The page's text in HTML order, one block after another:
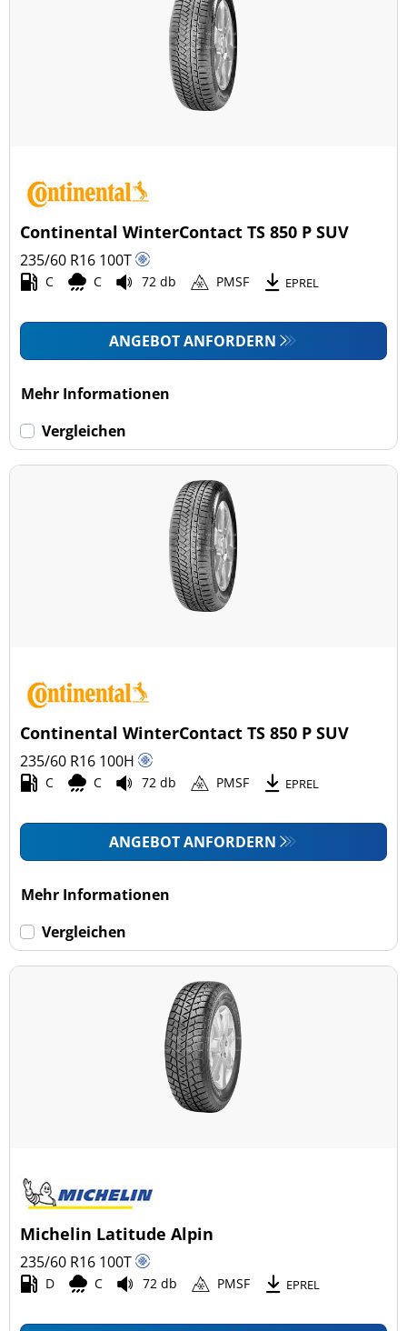
Continental WinterContact TS 850 P SUV
235/60 R16 100T
C C 72 db PMSF EPREL
ANGEBOT ANFORDERN
Mehr Informationen
Vergleichen
Continental WinterContact TS 850 P SUV
235/60 R16 100H
C C 72 db PMSF EPREL
ANGEBOT ANFORDERN
Mehr Informationen
Vergleichen
Michelin Latitude Alpin
235/60 R16 100T
D C 72 db PMSF EPREL